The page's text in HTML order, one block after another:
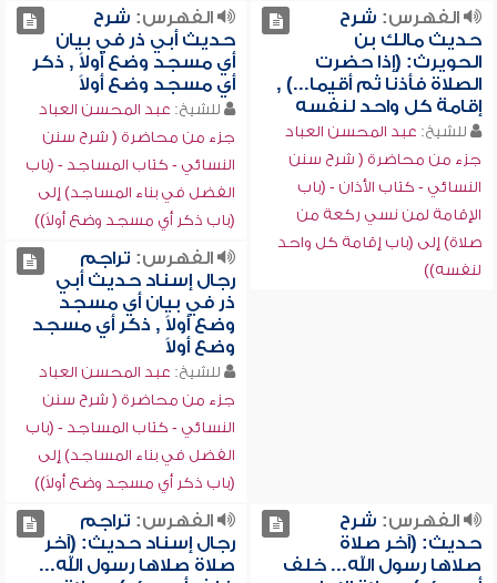
الفهرس: شرح
حديث مالك بن
الحويرث: (إذا حضرت
الصلاة فأذنا ثم أقيما...) ,
إقامة كل واحد لنفسه
للشيخ: عبد المحسن العباد
جزء من محاضرة ( شرح سنن
النسائي - كتاب الأذان - (باب
الإقامة لمن نسي ركعة من
صلاة) إلى (باب إقامة كل واحد
لنفسه))
الفهرس: شرح
حديث أبي ذر في بيان
أي مسجد وضع أولاً , ذكر
أي مسجد وضع أولاً
للشيخ: عبد المحسن العباد
جزء من محاضرة ( شرح سنن
النسائي - كتاب المساجد - (باب
الفضل في بناء المساجد) إلى
(باب ذكر أي مسجد وضع أولاً))
الفهرس: تراجم
رجال إسناد حديث أبي
ذر في بيان أي مسجد
وضع أولاً , ذكر أي مسجد
وضع أولاً
للشيخ: عبد المحسن العباد
جزء من محاضرة ( شرح سنن
النسائي - كتاب المساجد - (باب
الفضل في بناء المساجد) إلى
(باب ذكر أي مسجد وضع أولاً))
الفهرس: شرح
حديث: (آخر صلاة
صلاها رسول الله... خلف
الفهرس: تراجم
رجال إسناد حديث: (آخر
صلاة صلاها رسول الله...